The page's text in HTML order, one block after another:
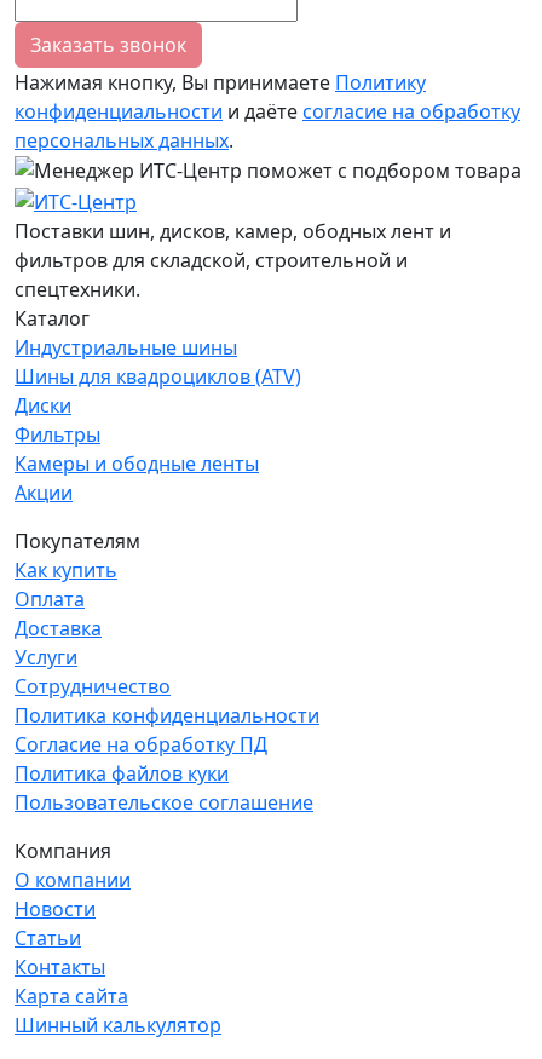
Заказать звонок
Нажимая кнопку, Вы принимаете Политику
конфиденциальности и даётесогласие на обработку
персональных данных.
Поставки шин, дисков, камер, ободных лент и
фильтров для складской, строительной и
спецтехники.
Каталог
Индустриальные шины
Шины для квадроциклов (ATV)
Диски
Фильтры
Камеры и ободные ленты
Акции
Покупателям
Как купить
Оплата
Доставка
Услуги
Сотрудничество
Политика конфиденциальности
Согласие на обработку ПД
Политика файлов куки
Пользовательское соглашение
Компания
О компании
Новости
Статьи
Контакты
Карта сайта
Шинный калькулятор